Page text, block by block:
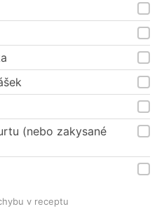
(nebo zakysané
v receptu